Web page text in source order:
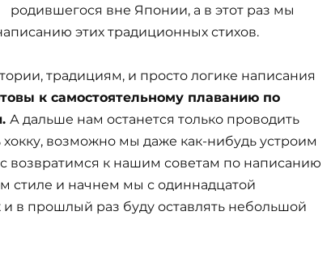
родившегося вне Японии, а в этот раз мы
этих традиционных стихов.
традициям, и просто логике написания
к самостоятельному плаванию по
А дальше нам останется только проводить
возможно мы даже как-нибудь устроим
возвратимся к нашим советам по написанию
стиле и начнем мы с одиннадцатой
в прошлый раз буду оставлять небольшой